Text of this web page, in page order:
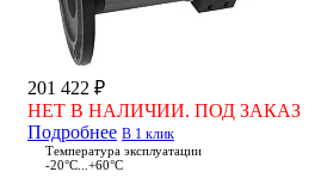
201 422 ₽
НЕТ В НАЛИЧИИ. ПОД ЗАКАЗ
Подробнее В 1 клик
Температура эксплуатации
-20°С...+60°С